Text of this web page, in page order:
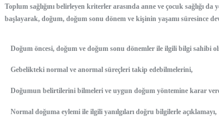
Toplum sağlığını belirleyen kriterler arasında anne ve çocuk sağlığı
başlayarak, doğum, doğum sonu dönem ve kişinin yaşamı süresince
Doğum öncesi, doğum ve doğum sonu dönemler ile ilgili bilgi sahibi
Gebelikteki normal ve anormal süreçleri takip edebilmelerini,
Doğumun belirtilerini bilmeleri ve uygun doğum yöntemine karar
Normal doğuma eylemi ile ilgili yanılgıları doğru bilgilerle açıklamayı,